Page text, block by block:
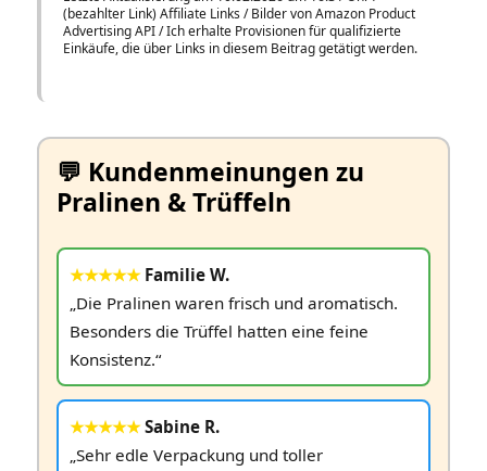
(bezahlter Link) Affiliate Links / Bilder von Amazon Product
Advertising API / Ich erhalte Provisionen für qualifizierte
Einkäufe, die über Links in diesem Beitrag getätigt werden.
💬 Kundenmeinungen zu
Pralinen & Trüffeln
★★★★★Familie W.
„Die Pralinen waren frisch und aromatisch.
Besonders die Trüffel hatten eine feine
Konsistenz.“
★★★★★Sabine R.
„Sehr edle Verpackung und toller